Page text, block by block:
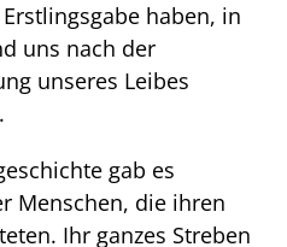
haben, in
uns nach der
unseres Leibes
gab es
Menschen, die ihren
Ihr ganzes Streben